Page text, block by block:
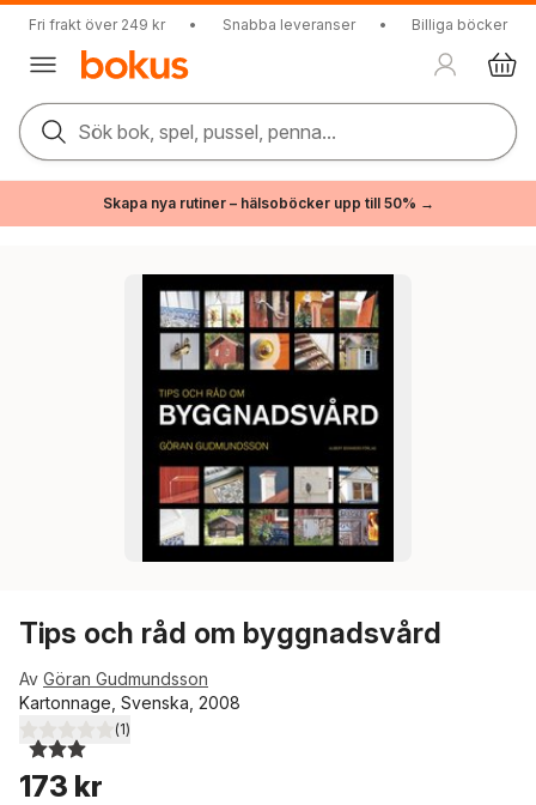
Fri frakt över 249 kr • Snabba leveranser • Billiga böcker
Sök bok, spel, pussel, penna...
Skapa nya rutiner – hälsoböcker upp till 50% →
Tips och råd om byggnadsvård
Av Göran Gudmundsson
Kartonnage, Svenska, 2008
3,0utav 5 stjärnor. Totalt antal röster:
(1)
173 kr